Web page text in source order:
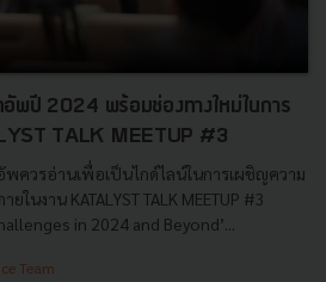
อัพปี 2024 พร้อมช่องทางใหม่ในการ
TALK MEETUP #3
ควรอ่านเพื่อเป็นไกด์ไลน์ในการเผชิญความ
นงาน KATALYST TALK MEETUP #3
in 2024 and Beyond’...
Team